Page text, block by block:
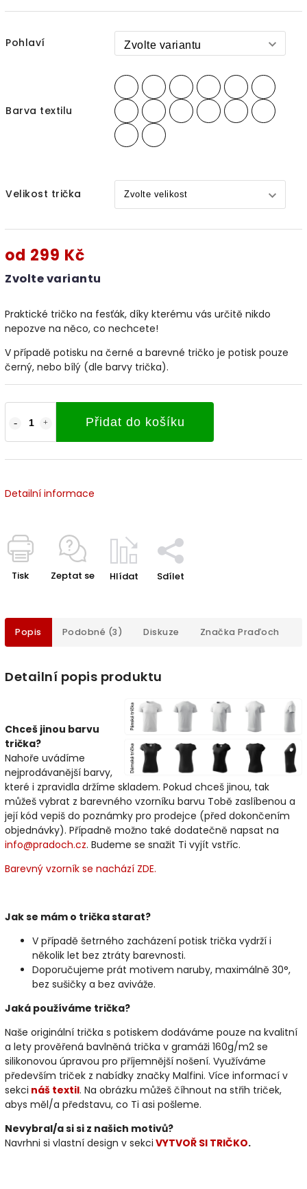
Pohlaví
Barva textilu
Velikost trička
od 299 Kč
Zvolte variantu
Přidat do košíku
Praktické tričko na fesťák, díky kterému vás určitě nikdo
nepozve na něco, co nechcete!
V případě potisku na černé a barevné tričko je potisk pouze
černý, nebo bílý (dle barvy trička).
Detailní informace
Tisk Zeptat se Hlídat Sdílet
Popis Podobné (3) Diskuze Značka Praďoch
Detailní popis produktu
Chceš jinou barvu
trička?
Nahoře uvádíme
nejprodávanější barvy,
které i zpravidla držíme skladem. Pokud chceš jinou, tak
můžeš vybrat z barevného vzorníku barvu Tobě zaslíbenou a
její kód vepiš do poznámky pro prodejce (před dokončením
objednávky). Případně možno také dodatečně napsat na
info@pradoch.cz. Budeme se snažit Ti vyjít vstříc.
Barevný vzorník se nachází ZDE.
Jak se mám o trička starat?
V případě šetrného zacházení potisk trička vydrží i
několik let bez ztráty barevnosti.
Doporučujeme prát motivem naruby, maximálně 30°,
bez sušičky a bez aviváže.
Jaká používáme trička?
Naše originální trička s potiskem dodáváme pouze na kvalitní
a lety prověřená bavlněná trička v gramáži 160g/m2 se
silikonovou úpravou pro příjemnější nošení. Využíváme
především triček z nabídky značky Malfini. Více informací v
sekci náš textil. Na obrázku můžeš číhnout na střih triček,
abys měl/a představu, co Ti asi pošleme.
Nevybral/a si si z našich motivů?
Navrhni si vlastní design v sekci VYTVOŘ SI TRIČKO.